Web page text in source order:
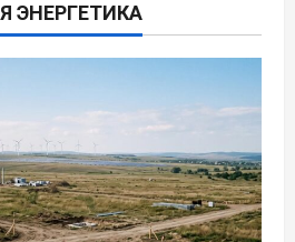
ЭНЕРГЕТИКА